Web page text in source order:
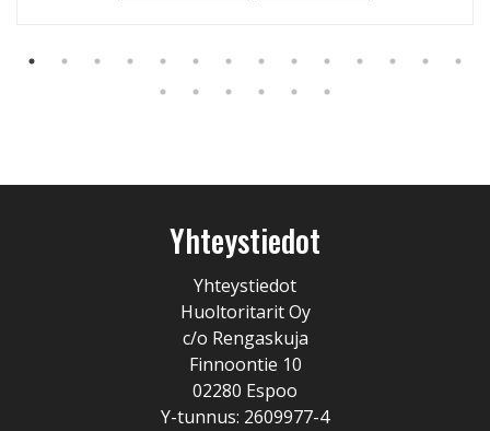
Yhteystiedot
Yhteystiedot
Huoltoritarit Oy
c/o Rengaskuja
Finnoontie 10
02280 Espoo
Y-tunnus: 2609977-4